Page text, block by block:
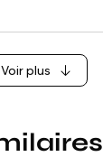
Voir plus